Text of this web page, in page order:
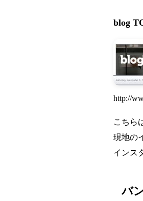
blog
http://
こちら
現地の
インス
バ